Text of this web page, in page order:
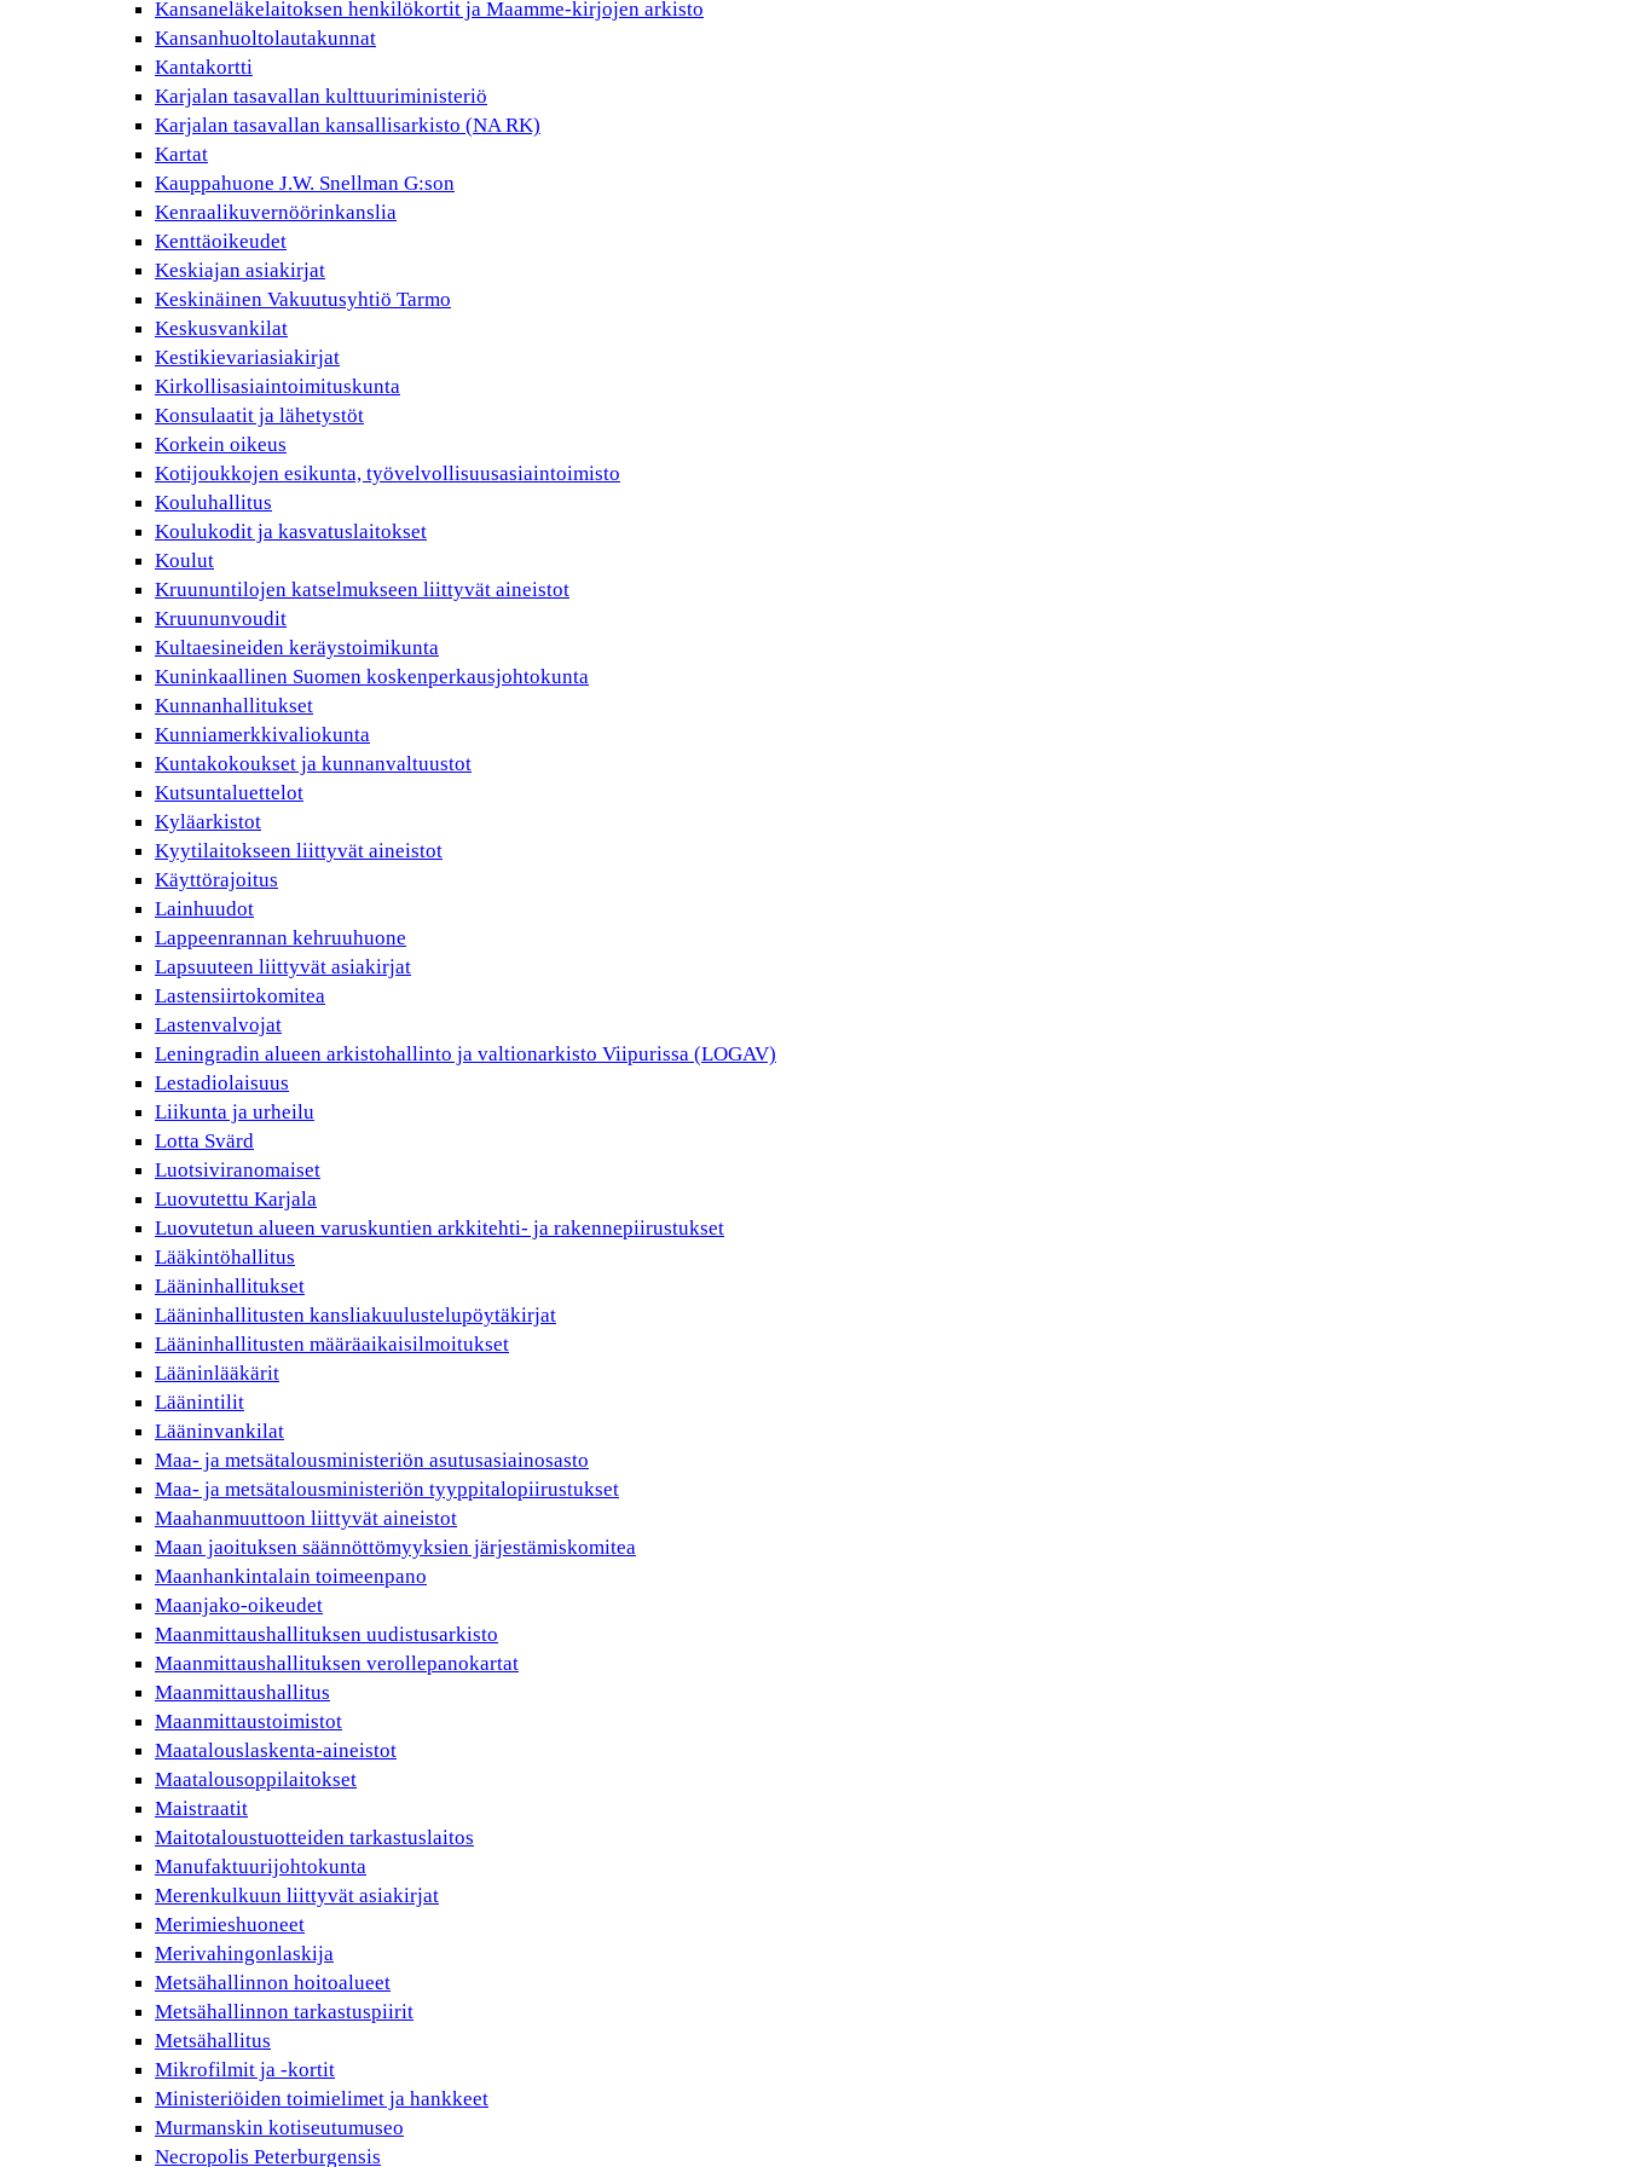
Kansaneläkelaitoksen henkilökortit ja Maamme-kirjojen arkisto
Kansanhuoltolautakunnat
Kantakortti
Karjalan tasavallan kulttuuriministeriö
Karjalan tasavallan kansallisarkisto (NA RK)
Kartat
Kauppahuone J.W. Snellman G:son
Kenraalikuvernöörinkanslia
Kenttäoikeudet
Keskiajan asiakirjat
Keskinäinen Vakuutusyhtiö Tarmo
Keskusvankilat
Kestikievariasiakirjat
Kirkollisasiaintoimituskunta
Konsulaatit ja lähetystöt
Korkein oikeus
Kotijoukkojen esikunta, työvelvollisuusasiaintoimisto
Kouluhallitus
Koulukodit ja kasvatuslaitokset
Koulut
Kruununtilojen katselmukseen liittyvät aineistot
Kruununvoudit
Kultaesineiden keräystoimikunta
Kuninkaallinen Suomen koskenperkausjohtokunta
Kunnanhallitukset
Kunniamerkkivaliokunta
Kuntakokoukset ja kunnanvaltuustot
Kutsuntaluettelot
Kyläarkistot
Kyytilaitokseen liittyvät aineistot
Käyttörajoitus
Lainhuudot
Lappeenrannan kehruuhuone
Lapsuuteen liittyvät asiakirjat
Lastensiirtokomitea
Lastenvalvojat
Leningradin alueen arkistohallinto ja valtionarkisto Viipurissa (LOGAV)
Lestadiolaisuus
Liikunta ja urheilu
Lotta Svärd
Luotsiviranomaiset
Luovutettu Karjala
Luovutetun alueen varuskuntien arkkitehti- ja rakennepiirustukset
Lääkintöhallitus
Lääninhallitukset
Lääninhallitusten kansliakuulustelupöytäkirjat
Lääninhallitusten määräaikaisilmoitukset
Lääninlääkärit
Läänintilit
Lääninvankilat
Maa- ja metsätalousministeriön asutusasiainosasto
Maa- ja metsätalousministeriön tyyppitalopiirustukset
Maahanmuuttoon liittyvät aineistot
Maan jaoituksen säännöttömyyksien järjestämiskomitea
Maanhankintalain toimeenpano
Maanjako-oikeudet
Maanmittaushallituksen uudistusarkisto
Maanmittaushallituksen verollepanokartat
Maanmittaushallitus
Maanmittaustoimistot
Maatalouslaskenta-aineistot
Maatalousoppilaitokset
Maistraatit
Maitotaloustuotteiden tarkastuslaitos
Manufaktuurijohtokunta
Merenkulkuun liittyvät asiakirjat
Merimieshuoneet
Merivahingonlaskija
Metsähallinnon hoitoalueet
Metsähallinnon tarkastuspiirit
Metsähallitus
Mikrofilmit ja -kortit
Ministeriöiden toimielimet ja hankkeet
Murmanskin kotiseutumuseo
Necropolis Peterburgensis